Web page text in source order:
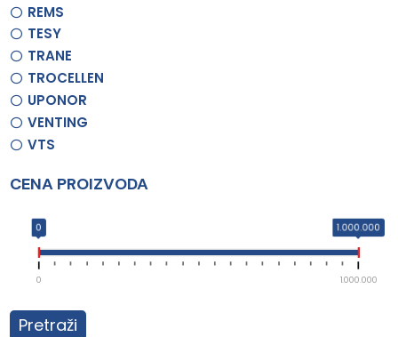
REMS
TESY
TRANE
TROCELLEN
UPONOR
VENTING
VTS
CENA PROIZVODA
0 1.000.000
0 1.000.000
Pretraži